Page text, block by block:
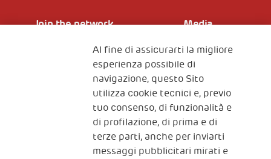
Join the network Media
Iscriviti alla newsletter
Fondazione
The Human Safety Net
CONTATTACI
Al fine di assicurarti la migliore
esperienza possibile di
navigazione, questo Sito
utilizza cookie tecnici e, previo
tuo consenso, di funzionalità e
di profilazione, di prima e di
terze parti, anche per inviarti
messaggi pubblicitari mirati e